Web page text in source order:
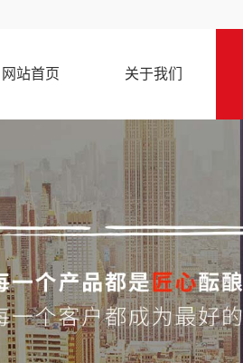
网站首页 关于我们